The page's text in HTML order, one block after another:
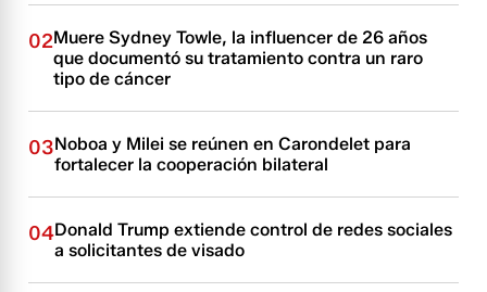
02Muere Sydney Towle, la influencer de 26 años
que documentó su tratamiento contra un raro
tipo de cáncer
03Noboa y Milei se reúnen en Carondelet para
fortalecer la cooperación bilateral
04Donald Trump extiende control de redes sociales
a solicitantes de visado